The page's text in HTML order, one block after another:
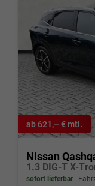
ab 621,– € mtl.
Nissan
1.3 DIG-T X-
sofort lieferbar